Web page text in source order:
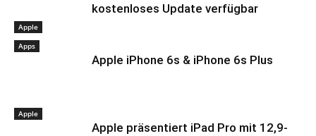
Apple
kostenloses Update verfügbar
Apps
Apple iPhone 6s & iPhone 6s Plus
Apple
Apple präsentiert iPad Pro mit 12,9-